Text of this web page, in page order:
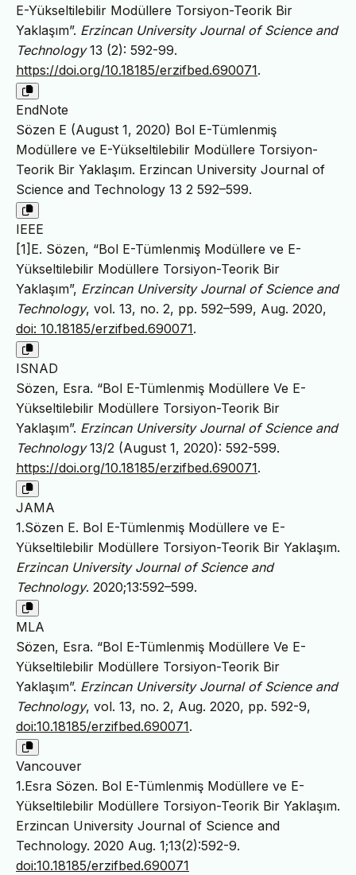
E-Yükseltilebilir Modüllere Torsiyon-Teorik Bir
Yaklaşım”. Erzincan University Journal of Science and
Technology13 (2): 592-99.
https://doi.org/10.18185/erzifbed.690071.
EndNote
Sözen E (August 1, 2020) Bol E-Tümlenmiş
Modüllere ve E-Yükseltilebilir Modüllere Torsiyon-
Teorik Bir Yaklaşım. Erzincan University Journal of
Science and Technology 13 2 592–599.
IEEE
[1]E. Sözen, “Bol E-Tümlenmiş Modüllere ve E-
Yükseltilebilir Modüllere Torsiyon-Teorik Bir
Yaklaşım”, Erzincan University Journal of Science and
Technology, vol. 13, no. 2, pp. 592–599, Aug. 2020,
doi: 10.18185/erzifbed.690071.
ISNAD
Sözen, Esra. “Bol E-Tümlenmiş Modüllere Ve E-
Yükseltilebilir Modüllere Torsiyon-Teorik Bir
Yaklaşım”. Erzincan University Journal of Science and
Technology13/2 (August 1, 2020): 592-599.
https://doi.org/10.18185/erzifbed.690071.
JAMA
1.Sözen E. Bol E-Tümlenmiş Modüllere ve E-
Yükseltilebilir Modüllere Torsiyon-Teorik Bir Yaklaşım.
Erzincan University Journal of Science and
Technology. 2020;13:592–599.
MLA
Sözen, Esra. “Bol E-Tümlenmiş Modüllere Ve E-
Yükseltilebilir Modüllere Torsiyon-Teorik Bir
Yaklaşım”. Erzincan University Journal of Science and
Technology, vol. 13, no. 2, Aug. 2020, pp. 592-9,
doi:10.18185/erzifbed.690071.
Vancouver
1.Esra Sözen. Bol E-Tümlenmiş Modüllere ve E-
Yükseltilebilir Modüllere Torsiyon-Teorik Bir Yaklaşım.
Erzincan University Journal of Science and
Technology. 2020 Aug. 1;13(2):592-9.
doi:10.18185/erzifbed.690071